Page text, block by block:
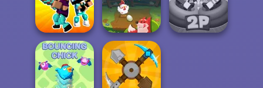
ASMR Pet
Treatment
Fierce Shot
Dog Life
Simulator
Noob vs Pro
Challenge
Egg Farm